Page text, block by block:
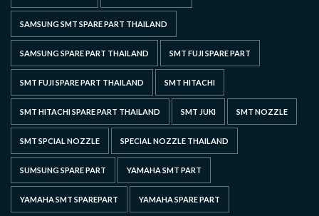
SAMSUNG SMT SPARE PART THAILAND
SAMSUNG SPARE PART THAILAND SMT FUJI SPARE PART
SMT FUJI SPARE PART THAILAND SMT HITACHI
SMT HITACHI SPARE PART THAILAND SMT JUKI SMT NOZZLE
SMT SPCIAL NOZZLE SPECIAL NOZZLE THAILAND
SUMSUNG SPARE PART YAMAHA SMT PART
YAMAHA SMT SPAREPART YAMAHA SPARE PART